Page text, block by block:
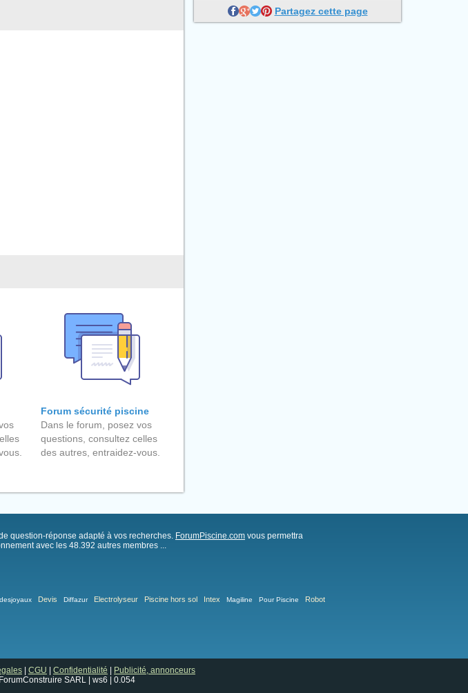
Forum sécurité piscine
Dans le forum, posez vos
questions, consultez celles
des autres, entraidez-vous.
Partagez cette page
question-réponse adapté à vos recherches. ForumPiscine.com vous permettra
avec les 48.392 autres membres ...
Devis Diffazur Electrolyseur Piscine hors sol Intex Magiline Pour Piscine
Robot
CGU Confidentialité
Publicité, annonceurs
SARL | ws6 | 0.054